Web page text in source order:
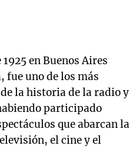
en Buenos Aires
fue uno de los más
la historia de la radio y
participado
que abarcan la
el cine y el